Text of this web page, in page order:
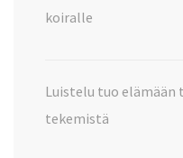
koiralle
Luistelu tuo elämään
tekemistä